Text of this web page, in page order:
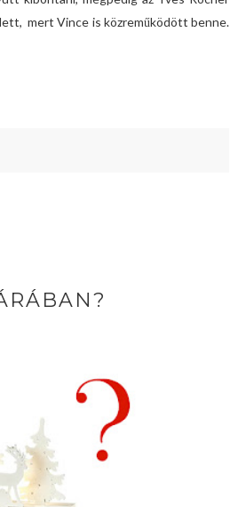
lett, mert Vince is közreműködött benne.